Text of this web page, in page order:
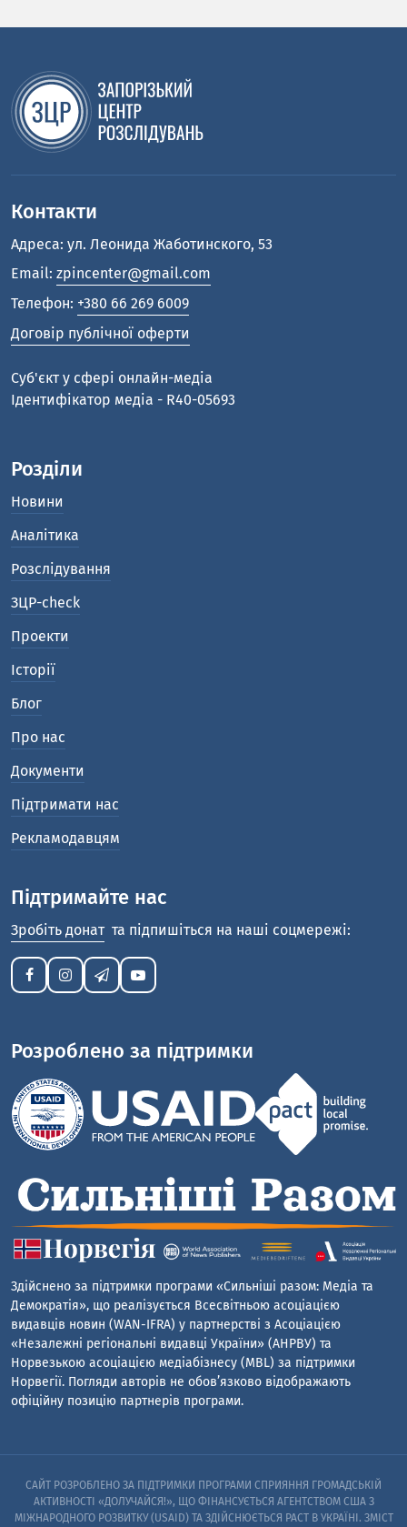
Контакти
Адреса: ул. Леонида Жаботинского, 53
Email: zpincenter@gmail.com
Телефон: +380 66 269 6009
Договір публічної оферти
Cуб'єкт у сфері онлайн-медіа
Ідентифікатор медіа - R40-05693
Розділи
Новини
Аналітика
Розслідування
ЗЦР-check
Проекти
Історії
Блог
Про нас
Документи
Підтримати нас
Рекламодавцям
Підтримайте нас
Зробіть донат та підпишіться на наші соцмережі:
Розроблено за підтримки
Здійснено за підтримки програми «Сильніші разом: Медіа та
Демократія», що реалізується Всесвітньою асоціацією
видавців новин (WAN-IFRA) у партнерстві з Асоціацією
«Незалежні регіональні видавці України» (АНРВУ) та
Норвезькою асоціацією медіабізнесу (MBL) за підтримки
Норвегії. Погляди авторів не обов’язково відображають
офіційну позицію партнерів програми.
САЙТ РОЗРОБЛЕНО ЗА ПІДТРИМКИ ПРОГРАМИ СПРИЯННЯ ГРОМАДСЬКІЙ
АКТИВНОСТІ «ДОЛУЧАЙСЯ!», ЩО ФІНАНСУЄТЬСЯ АГЕНТСТВОМ США З
МІЖНАРОДНОГО РОЗВИТКУ (USAID) ТА ЗДІЙСНЮЄТЬСЯ PACT В УКРАЇНІ. ЗМІСТ